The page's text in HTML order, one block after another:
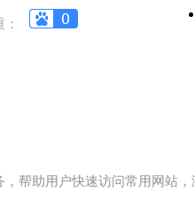
帮助用户快速访问常用网站